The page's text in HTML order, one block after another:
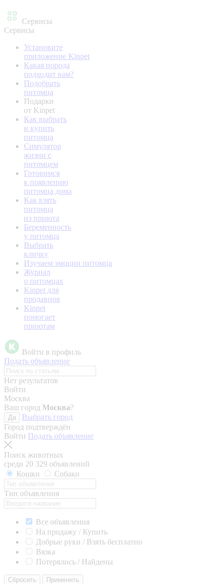
Сервисы
Сервисы
Установите
приложение Kinpet
Какая порода
подходит вам?
Подобрать
питомца
Подарки
от Kinpet
Как выбрать
и купить
питомца
Симулятор
жизни с
питомцем
Готовимся
к появлению
питомца дома
Как взять
питомца
из приюта
Беременность
у питомца
Выбрать
кличку
Изучаем эмоции питомца
Журнал
о питомцах
Kinpet для
продавцов
Kinpet
помогает
приютам
Войти в профиль
Подать объявление
Нет результатов
Войти
Москва
Ваш город Москва?
Да
Выбрать город
Город подтверждён
Войти Подать объявление
Поиск животных
среди 20 329 объявлений
Кошки
Собаки
Тип объявления
Все объявления
На продажу / Купить
Добрые руки / Взять бесплатно
Вязка
Потерялись / Найдены
Сбросить Применить